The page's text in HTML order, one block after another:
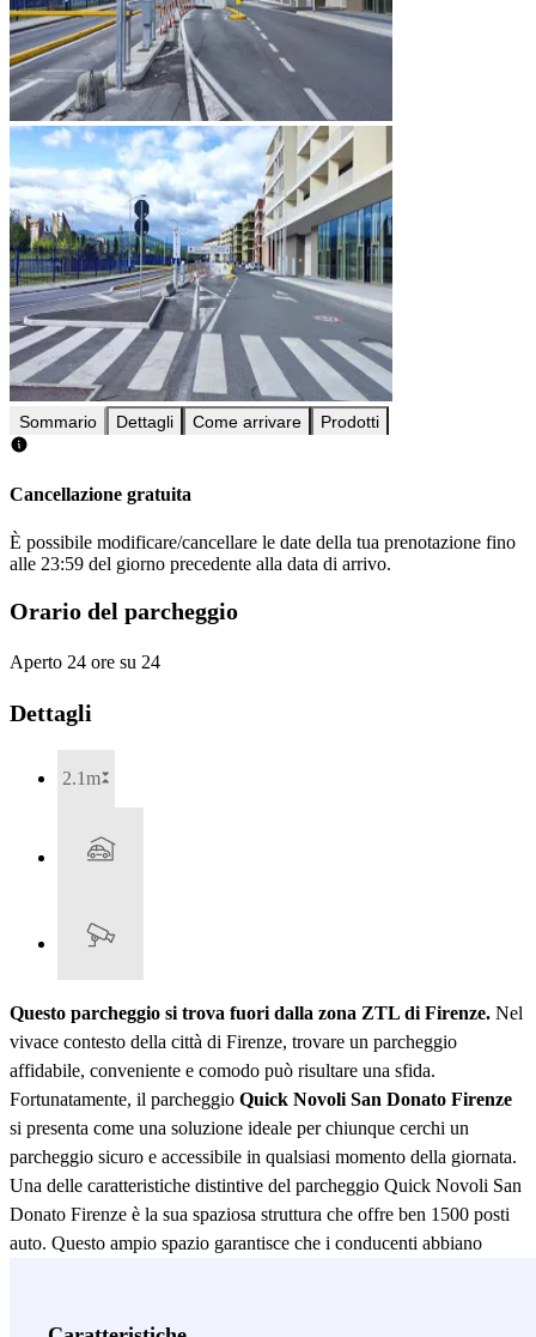
Sommario Dettagli Come arrivare Prodotti
Cancellazione gratuita
È possibile modificare/cancellare le date della tua prenotazione fino
alle 23:59 del giorno precedente alla data di arrivo.
Orario del parcheggio
Aperto 24 ore su 24
Dettagli
2.1m
Questo parcheggio si trova fuori dalla zona ZTL di Firenze. Nel
vivace contesto della città di Firenze, trovare un parcheggio
affidabile, conveniente e comodo può risultare una sfida.
Fortunatamente, il parcheggio Quick Novoli San Donato Firenze
si presenta come una soluzione ideale per chiunque cerchi un
parcheggio sicuro e accessibile in qualsiasi momento della giornata.
Una delle caratteristiche distintive del parcheggio Quick Novoli San
Donato Firenze è la sua spaziosa struttura che offre ben 1500 posti
auto. Questo ampio spazio garantisce che i conducenti abbiano
affollate. Indipendentemente dall'ora del giorno o della notte, il